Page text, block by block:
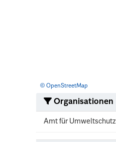
© OpenStreetMap
Organisationen
Amt für Umweltschutz